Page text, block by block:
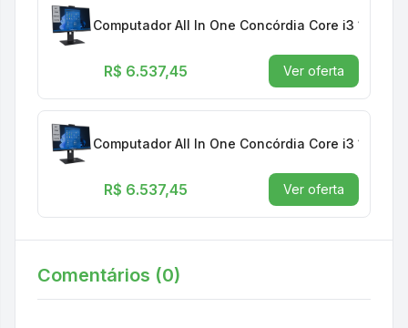
Computador All In One Concórdia Core i3 12100
R$ 6.537,45 Ver oferta
Computador All In One Concórdia Core i3 12100
R$ 6.537,45 Ver oferta
Comentários (0)